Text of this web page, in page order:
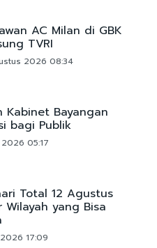
AC Milan di GBK
TVRI
2026 08:34
Kabinet Bayangan
bagi Publik
05:17
Total 12 Agustus
yang Bisa
17:09